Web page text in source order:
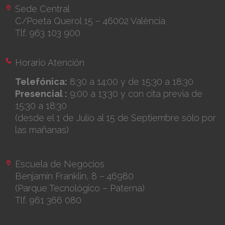
Sede Central
C/Poeta Querol 15 – 46002 València
Tlf. 963 103 900
Horario Atención
Telefónica: 8:30 a 14:00 y de 15:30 a 18:30
Presencial : 9:00 a 13:30 y con cita previa de
15:30 a 18:30
(desde el 1 de Julio al 15 de Septiembre sólo por
las mañanas)
Escuela de Negocios
Benjamín Franklin, 8 – 46980
(Parque Tecnológico – Paterna)
Tlf. 961 366 080